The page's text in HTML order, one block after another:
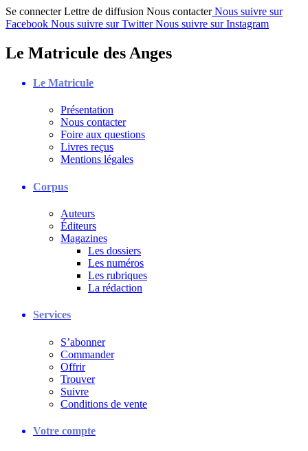
Se connecter Lettre de diffusion Nous contacter Nous suivre sur
Facebook Nous suivre sur Twitter Nous suivre sur Instagram
Le Matricule des Anges
Le Matricule
Présentation
Nous contacter
Foire aux questions
Livres reçus
Mentions légales
Corpus
Auteurs
Éditeurs
Magazines
Les dossiers
Les numéros
Les rubriques
La rédaction
Services
S’abonner
Commander
Offrir
Trouver
Suivre
Conditions de vente
Votre compte